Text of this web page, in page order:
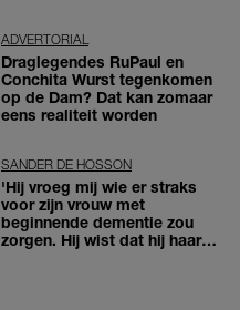
ADVERTORIAL
Draglegendes RuPaul en
Conchita Wurst tegenkomen
op de Dam? Dat kan zomaar
eens realiteit worden
SANDER DE HOSSON
'Hij vroeg mij wie er straks
voor zijn vrouw met
beginnende dementie zou
zorgen. Hij wist dat hij haar